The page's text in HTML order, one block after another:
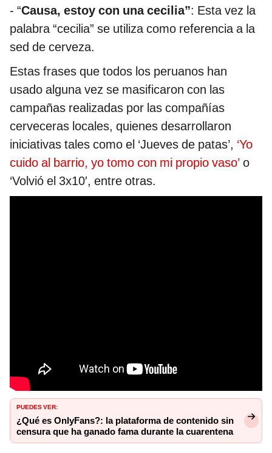
- “Causa, estoy con una cecilia”: Esta vez la
palabra “cecilia” se utiliza como referencia a la
sed de cerveza.
Estas frases que todos los peruanos han
usado alguna vez se masificaron con las
campañas realizadas por las compañías
cerveceras locales, quienes desarrollaron
iniciativas tales como el ‘Jueves de patas’, ‘Yo
cuido al barrio, yo tomo con mi propio vaso’ o
‘Volvió el 3x10′, entre otras.
PUEDES VER:
¿Qué es OnlyFans?: la plataforma de contenido sin
censura que ha ganado fama durante la cuarentena